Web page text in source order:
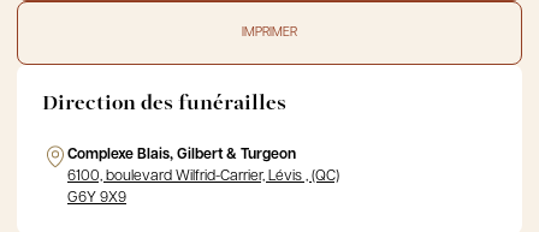
IMPRIMER
Direction des funérailles
Complexe Blais, Gilbert & Turgeon
6100, boulevard Wilfrid-Carrier, Lévis , (QC)
G6Y 9X9